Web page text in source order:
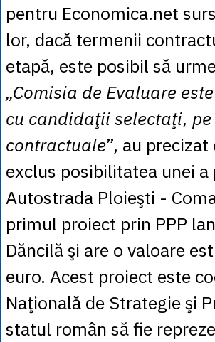
pentru Economica.net
lor, dacă termenii
etapă, este posibil să
„Comisia de Evaluare
cu candidaţii selectaţi,
contractuale”, au
exclus posibilitatea unei
Autostrada Ploieşti -
primul proiect prin PPP
Dăncilă şi are o valoare
euro. Acest proiect este
Naţională de Strategie şi
statul român să fie